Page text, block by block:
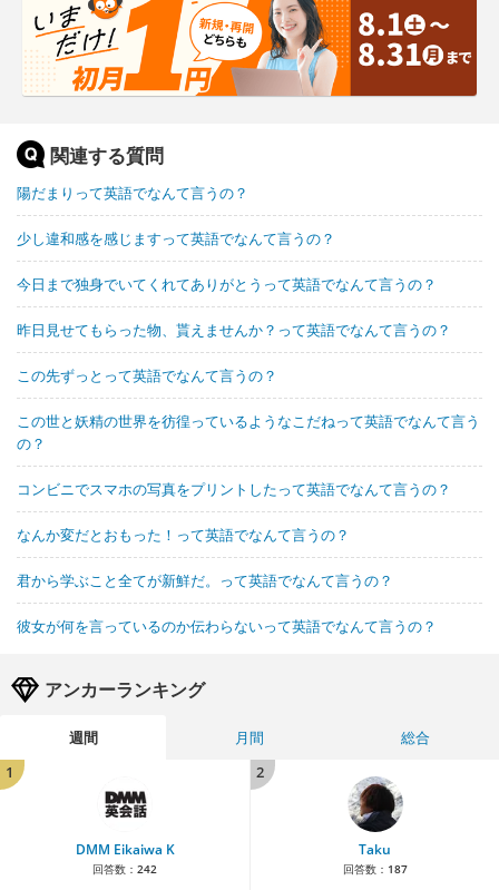
関連する質問
陽だまりって英語でなんて言うの？
少し違和感を感じますって英語でなんて言うの？
今日まで独身でいてくれてありがとうって英語でなんて言うの？
昨日見せてもらった物、貰えませんか？って英語でなんて言うの？
この先ずっとって英語でなんて言うの？
この世と妖精の世界を彷徨っているようなこだねって英語でなんて言う
の？
コンビニでスマホの写真をプリントしたって英語でなんて言うの？
なんか変だとおもった！って英語でなんて言うの？
君から学ぶこと全てが新鮮だ。って英語でなんて言うの？
彼女が何を言っているのか伝わらないって英語でなんて言うの？
アンカーランキング
週間 月間
総合
1
DMM Eikaiwa K
回答数： 242
2
Taku
回答数： 187